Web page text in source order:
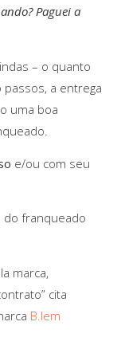
Paguei a
– o quanto
a entrega
uma boa
e/ou com seu
do franqueado
marca,
cita
B.lem